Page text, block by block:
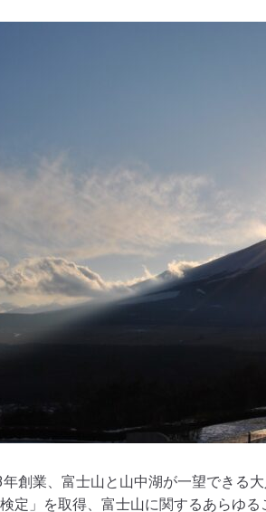
年創業、富士山と山中湖が一望できる
定」を取得、富士山に関するあらゆ